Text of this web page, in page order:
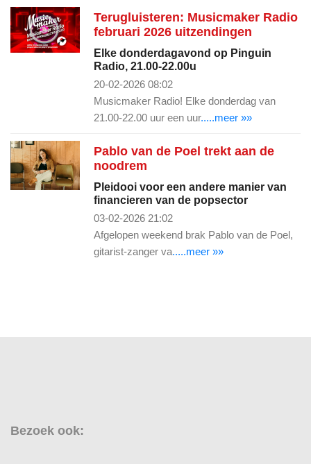
Terugluisteren: Musicmaker Radio
februari 2026 uitzendingen
Elke donderdagavond op Pinguin
Radio, 21.00-22.00u
20-02-2026 08:02
Musicmaker Radio! Elke donderdag van
21.00-22.00 uur een uur.....meer »»
Pablo van de Poel trekt aan de
noodrem
Pleidooi voor een andere manier van
financieren van de popsector
03-02-2026 21:02
Afgelopen weekend brak Pablo van de Poel,
gitarist-zanger va.....meer »»
Bezoek ook: